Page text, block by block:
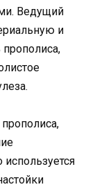
Ведущий
и